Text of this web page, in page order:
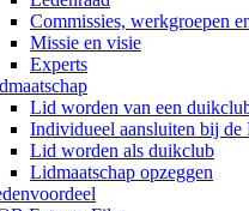
Commissies, werkgroepen
Missie en visie
Experts
Lid worden van een
Individueel aansluiten bij de
Lid worden als duikclub
Lidmaatschap opzeggen